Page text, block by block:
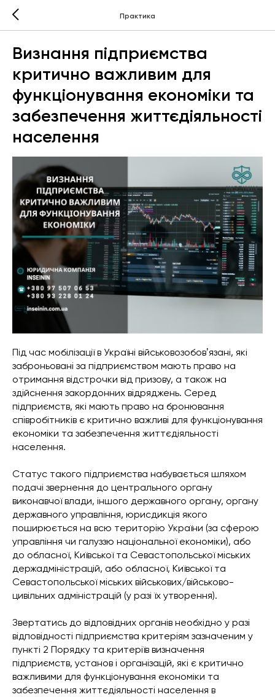
Практика
Визнання підприємства
критично важливим для
функціонування економіки та
забезпечення життєдіяльності
населення
Під час мобілізації в Україні військовозобовʼязані, які
заброньовані за підприємством мають право на
отримання відстрочки від призову, а також на
здійснення закордонних відряджень. Серед
підприємств, які мають право на бронювання
співробітників є критично важливі для функціонування
економіки та забезпечення життєдіяльності
населення.
Статус такого підприємства набувається шляхом
подачі звернення до центрального органу
виконавчої влади, іншого державного органу, органу
державного управління, юрисдикція якого
поширюється на всю територію України (за сферою
управління чи галуззю національної економіки), або
до обласної, Київської та Севастопольської міських
держадміністрацій, або обласної, Київської та
Севастопольської міських військових/військово-
цивільних адміністрацій (у разі їх утворення).
Звертатись до відповідних органів необхідно у разі
відповідності підприємства критеріям зазначеним у
пункті 2 Порядку та критеріїв визначення
підприємств, установ і організацій, які є критично
важливими для функціонування економіки та
забезпечення життєдіяльності населення в